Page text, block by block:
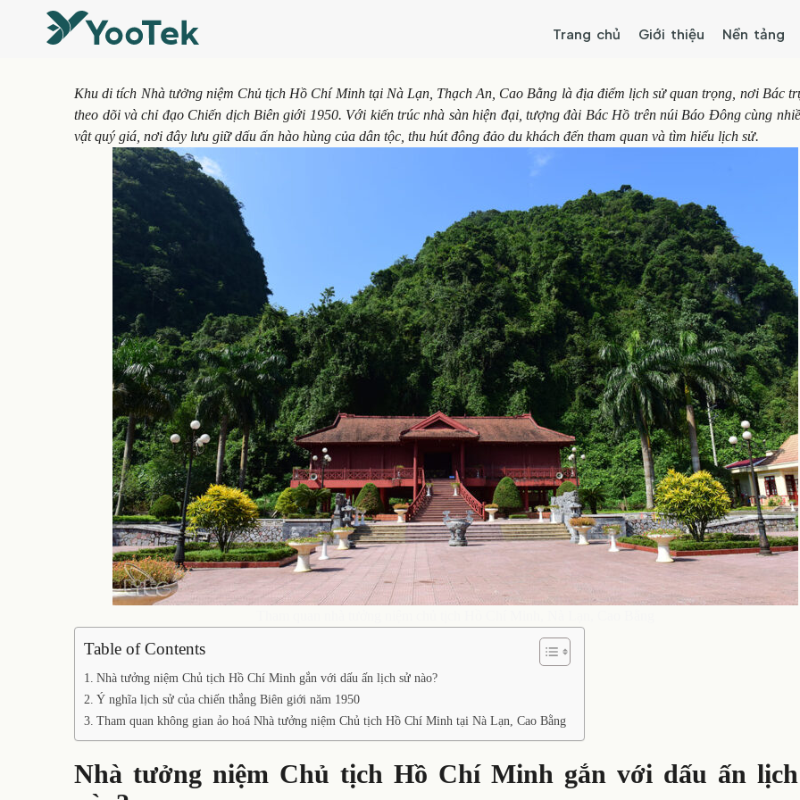
Trang chủ Giới thiệu Nền tảng
Khu di tích Nhà tưởng niệm Chủ tịch Hồ Chí Minh tại Nà Lạn, Thạch An, Cao Bằng là địa điểm lịch sử quan trọng, nơi Bác
theo dõi và chỉ đạo Chiến dịch Biên giới 1950. Với kiến trúc nhà sàn hiện đại, tượng đài Bác Hồ trên núi Báo Đông cùng
vật quý giá, nơi đây lưu giữ dấu ấn hào hùng của dân tộc, thu hút đông đảo du khách đến tham quan và tìm hiểu lịch sử.
Table of Contents
Nhà tưởng niệm Chủ tịch Hồ Chí Minh gắn với dấu ấn lịch sử nào?
Ý nghĩa lịch sử của chiến thắng Biên giới năm 1950
Tham quan không gian ảo hoá Nhà tưởng niệm Chủ tịch Hồ Chí Minh tại Nà Lạn, Cao Bằng
Nhà tưởng niệm Chủ tịch Hồ Chí Minh gắn với dấu ấn